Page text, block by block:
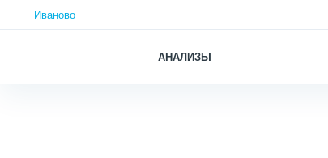
Иваново
АНАЛИЗЫ